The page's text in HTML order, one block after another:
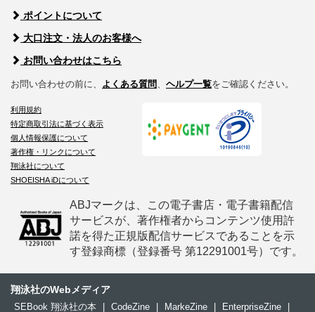
ポイントについて
大口注文・法人のお客様へ
お問い合わせはこちら
お問い合わせの前に、 よくある質問、 ヘルプ一覧をご確認ください。
利用規約
特定商取引法に基づく表示
個人情報保護について
著作権・リンクについて
翔泳社について
SHOEISHA iDについて
ABJマークは、この電子書店・電子書籍配信
サービスが、著作権者からコンテンツ使用許
諾を得た正規版配信サービスであることを示
す登録商標（登録番号 第12291001号）です。
翔泳社のWebメディア
SEBook 翔泳社の本 CodeZine MarkeZine EnterpriseZine